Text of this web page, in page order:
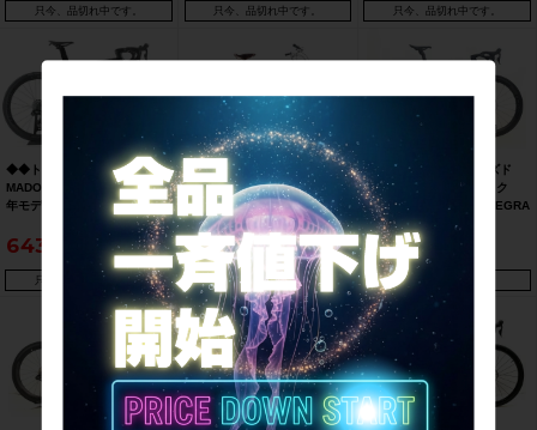
只今、品切れ中です。
ブラック【期間限定 6/26 午前
10時迄】
只今、品切れ中です。 只今、品切れ中です。
◆◆トレック TREK マドン
MADONE SLR7 GEN6 2022
年モデル カーボン ロードバイ
ク 54サイズ SHIMANO
DURA-ACE Di2 R9250 12速
カスタム（サイクルパラダイ
ス大阪より配送）
643,500
只今、品切れ中です。
【当サイト限定 完成車 BIG
SALE】●美品 リヴェンデル
RIVENDELL ジョー アパルー
サ JOE APPALOOSA クロモ
リ ジェネラルバイク 54サイズ
セルジオグリーン 【期間限定
5/26 午前10時迄】
645,810
只今、品切れ中です。
未走行品 スペシャライズド
SPECIALIZED ターマック
TARMAC SL7 PRO ULTEGRA
Di2 R8070 2021 カーボンロ
ードバイク 54Size ネイビー
☆
646,910
只今、品切れ中です。